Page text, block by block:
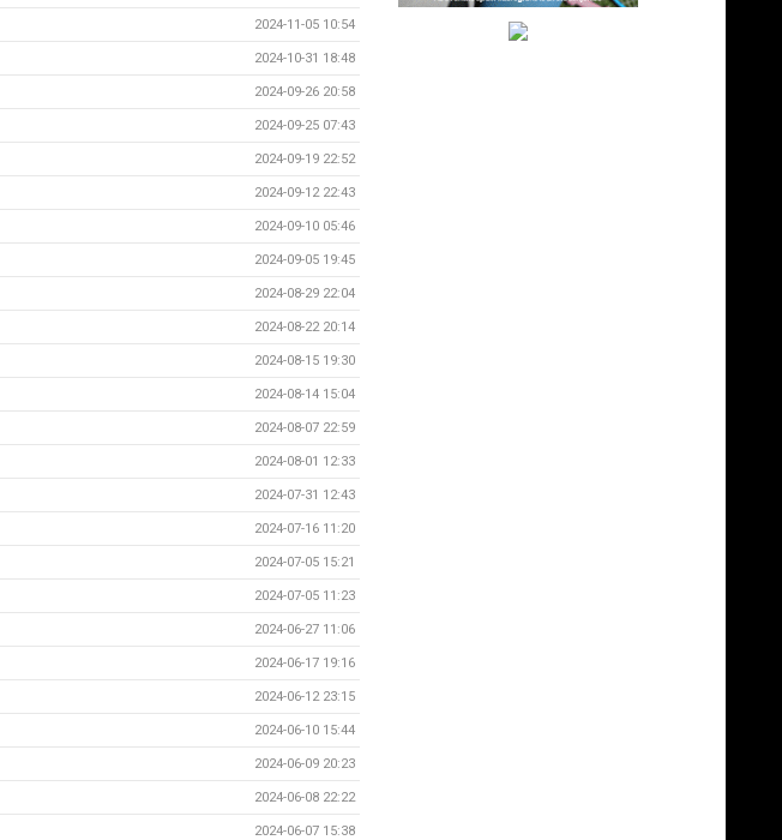
2024-11-05 10:54
2024-10-31 18:48
2024-09-26 20:58
2024-09-25 07:43
2024-09-19 22:52
2024-09-12 22:43
2024-09-10 05:46
2024-09-05 19:45
2024-08-29 22:04
2024-08-22 20:14
2024-08-15 19:30
2024-08-14 15:04
2024-08-07 22:59
2024-08-01 12:33
2024-07-31 12:43
2024-07-16 11:20
2024-07-05 15:21
2024-07-05 11:23
2024-06-27 11:06
2024-06-17 19:16
2024-06-12 23:15
2024-06-10 15:44
2024-06-09 20:23
2024-06-08 22:22
2024-06-07 15:38